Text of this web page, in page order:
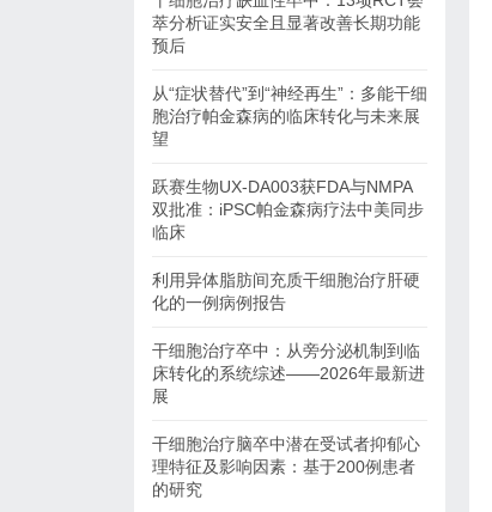
萃分析证实安全且显著改善长期功能
预后
从“症状替代”到“神经再生”：多能干细
胞治疗帕金森病的临床转化与未来展
望
跃赛生物UX-DA003获FDA与NMPA
双批准：iPSC帕金森病疗法中美同步
临床
利用异体脂肪间充质干细胞治疗肝硬
化的一例病例报告
干细胞治疗卒中：从旁分泌机制到临
床转化的系统综述——2026年最新进
展
干细胞治疗脑卒中潜在受试者抑郁心
理特征及影响因素：基于200例患者
的研究